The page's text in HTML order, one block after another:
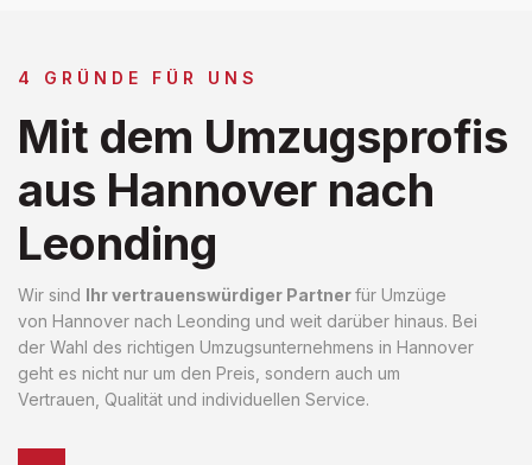
4 GRÜNDE FÜR UNS
Mit dem Umzugsprofis
aus Hannover nach
Leonding
Wir sind Ihr vertrauenswürdiger Partnerfür Umzüge
von Hannover nach Leonding und weit darüber hinaus. Bei
der Wahl des richtigen Umzugsunternehmens in Hannover
geht es nicht nur um den Preis, sondern auch um
Vertrauen, Qualität und individuellen Service.